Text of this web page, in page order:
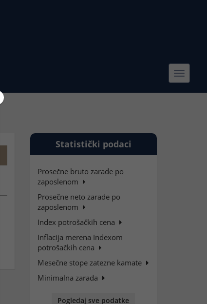
Toggle
Statistički podaci
Prosečne bruto zarade po
zaposlenom
Prosečne neto zarade po
zaposlenom
Index potrošačkih cena
Inflacija merena Indexom
potrošačkih cena
Mesečne stope zatezne kamate
Minimalna zarada
Pogledaj sve podatke